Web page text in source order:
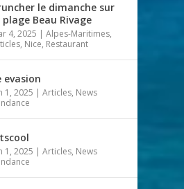
le dimanche sur
plage Beau Rivage
4, 2025 |Alpes-Maritimes,
, Nice, Restaurant
evasion
1, 2025 |Articles, News
1, 2025 |Articles, News